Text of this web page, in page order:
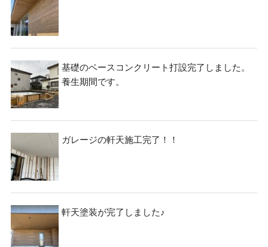
ョ
ン
基礎のベースコンクリート打設完了しました。
養生期間です。
ガレージの軒天施工完了！！
軒天塗装が完了しました♪